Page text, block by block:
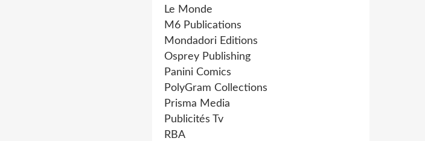
Le Monde
M6 Publications
Mondadori Editions
Osprey Publishing
Panini Comics
PolyGram Collections
Prisma Media
Publicités Tv
RBA